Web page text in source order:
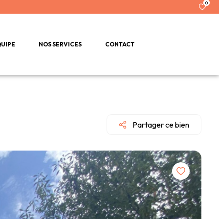
0
NOS SERVICES CONTACT
Partager ce bien